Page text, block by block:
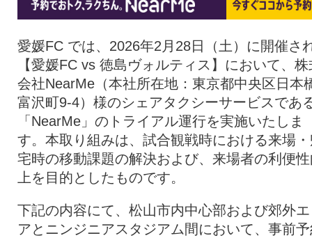
愛媛FC では、2026年2月28日（土）に開催さ
【愛媛FC vs 徳島ヴォルティス】において、株
会社NearMe（本社所在地：東京都中央区日本
富沢町9-4）様のシェアタクシーサービスであ
「NearMe」のトライアル運行を実施いたしま
す。本取り組みは、試合観戦時における来場
宅時の移動課題の解決および、来場者の利便
上を目的としたものです。
下記の内容にて、松山市内中心部および郊外
アとニンジニアスタジアム間において、事前